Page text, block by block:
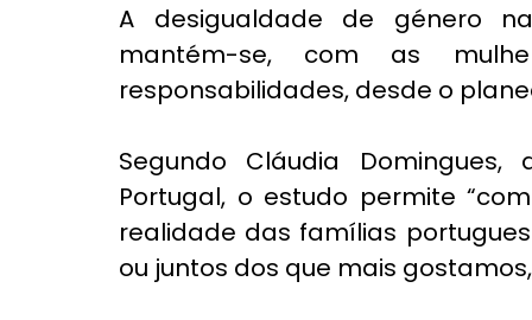
A desigualdade de género
mantém-se, com as
responsabilidades, desde o
Segundo Cláudia
Portugal, o estudo permite
realidade das famílias
ou juntos dos que mais